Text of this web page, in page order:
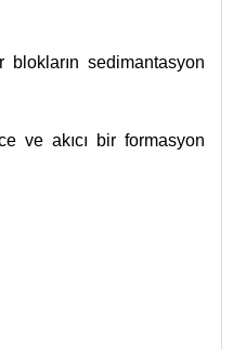
blokların sedimantasyon
ve akıcı bir formasyon